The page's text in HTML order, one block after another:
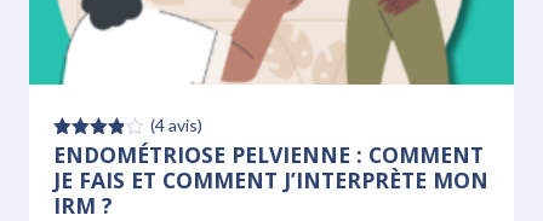
Note
3.83
sur 5
(4avis)
ENDOMÉTRIOSE PELVIENNE : COMMENT
JE FAIS ET COMMENT J’INTERPRÈTE MON
IRM ?